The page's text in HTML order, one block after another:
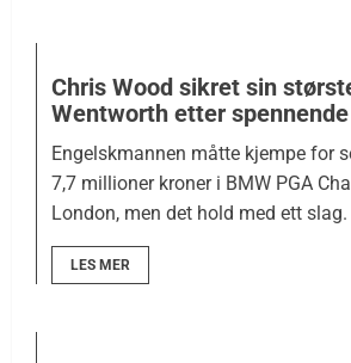
Chris Wood sikret sin
Wentworth etter
Engelskmannen måtte kjempe for
7,7 millioner kroner i BMW PGA
London, men det hold med ett slag.
LES MER